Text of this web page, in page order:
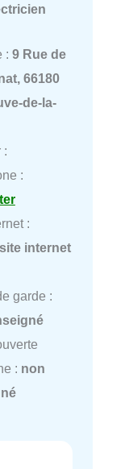
: 9 Rue de
66180
de-la-
:
:
:
internet
garde :
: non